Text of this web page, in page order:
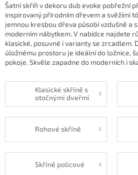
Šatní skříň v dekoru dub evoke pobřežní
inspirovaný přírodním dřevem a svěžími
jemnou kresbou dřeva působí vzdušně a
moderním nábytkem. V nabídce najdete
klasické, posuvné i varianty se zrcadlem.
úložnému prostoru je ideální do ložnice,
pokoje. Skvěle zapadne do moderních i
Klasické skříně s
otočnými dveřmi
Rohové skříně
Skříně policové